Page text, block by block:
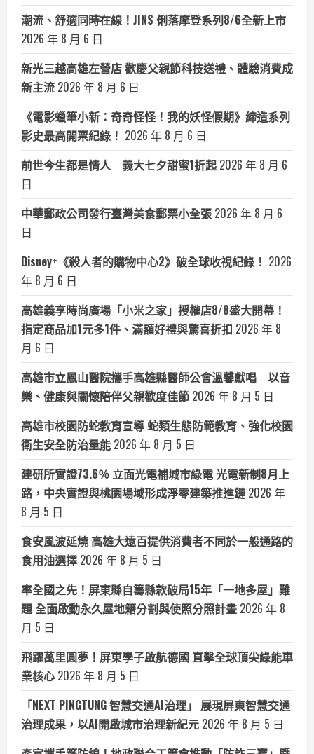
潮流、舒適同時在線！JINS 俐落摩登系列8/6全新上市
2026 年 8 月 6 日
新光三越高雄左營店 歡慶父親節科技送禮、體驗消費成
新主流 2026 年 8 月 6 日
《電影蠟筆小新：奇奇怪怪！我的妖怪假期》締造系列
影史最高開票紀錄！ 2026 年 8 月 6 日
前世今生都是情人 義大七夕甜蜜1折起 2026 年 8 月 6
日
中華郵政公司發行臺灣美食郵票小全張 2026 年 8 月 6
日
Disney+《殺人者的購物中心2》破全球收視紀錄！ 2026
年 8 月 6 日
高雄義享時尚廣場「小米之家」授權店8/8盛大開幕！
指定商品加1元多1件、滿額好禮與驚喜折扣 2026 年 8
月 6 日
高雄市立鳳山醫院攜手高雄縣醫師公會溫馨獻唱 以音
樂、健康與關懷陪伴父親歡度佳節 2026 年 8 月 5 日
高雄市校園防蛇教育宣導 蛇類生態防範教育、強化校園
衛生安全防治量能 2026 年 8 月 5 日
建研所實證73.6％ 立面光電補城市綠電 光電新制8月上
路，中央實證與桃園場域形成淨零建築推進鏈 2026 年
8 月 5 日
食安風波延燒 高雄大遠百提供消費者不同於一般通路的
食用油選擇 2026 年 8 月 5 日
率全國之先！屏東縣自籌縣款破局15年「一地多屋」難
題 全面啟動永久屋地籍分割與使照分照計畫 2026 年 8
月 5 日
飛躍萬里圓夢！屏東學子啟航德國 直擊全球頂尖綠能車
業核心 2026 年 8 月 5 日
「NEXT PINGTUNG 智慧交通AI治理」 展現屏東智慧交通
治理成果，以AI開啟城市治理新紀元 2026 年 8 月 5 日